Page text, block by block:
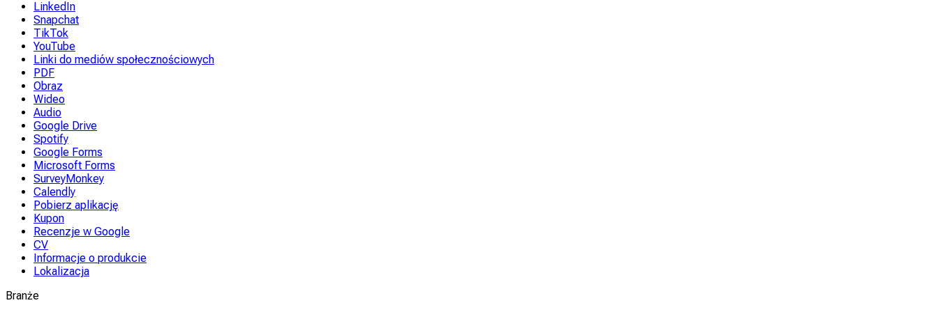
LinkedIn
Snapchat
TikTok
YouTube
Linki do mediów społecznościowych
PDF
Obraz
Wideo
Audio
Google Drive
Spotify
Google Forms
Microsoft Forms
SurveyMonkey
Calendly
Pobierz aplikację
Kupon
Recenzje w Google
CV
Informacje o produkcie
Lokalizacja
Branże